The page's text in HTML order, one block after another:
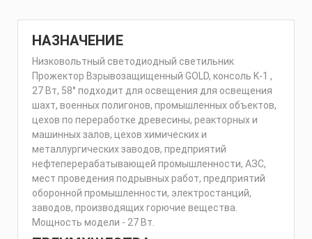
НАЗНАЧЕНИЕ
Низковольтный светодиодный светильник
Прожектор Взрывозащищенный GOLD, консоль K-1 ,
27 Вт, 58° подходит для освещения для освещения
шахт, военных полигонов, промышленных объектов,
цехов по переработке древесины, реакторных и
машинных залов, цехов химических и
металлургических заводов, предприятий
нефтеперерабатывающей промышленности, АЗС,
мест проведения подрывных работ, предприятий
оборонной промышленности, электростанций,
заводов, производящих горючие вещества.
Мощность модели - 27 Вт.